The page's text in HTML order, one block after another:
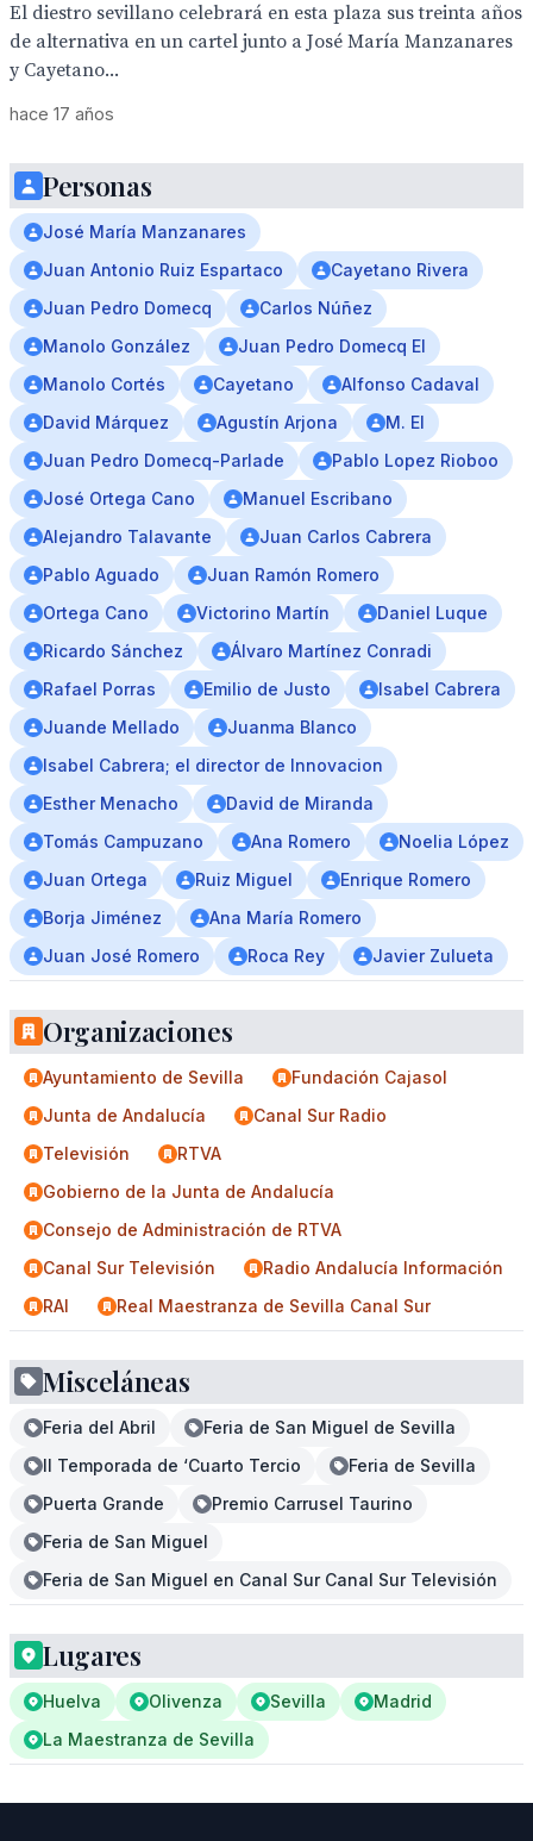
El diestro sevillano celebrará en esta plaza sus treinta años
de alternativa en un cartel junto a José María Manzanares
y Cayetano...
hace 17 años
Personas
José María Manzanares
Juan Antonio Ruiz Espartaco
Cayetano Rivera
Juan Pedro Domecq
Carlos Núñez
Manolo González
Juan Pedro Domecq El
Manolo Cortés
Cayetano
Alfonso Cadaval
David Márquez
Agustín Arjona
M. El
Juan Pedro Domecq-Parlade
Pablo Lopez Rioboo
José Ortega Cano
Manuel Escribano
Alejandro Talavante
Juan Carlos Cabrera
Pablo Aguado
Juan Ramón Romero
Ortega Cano
Victorino Martín
Daniel Luque
Ricardo Sánchez
Álvaro Martínez Conradi
Rafael Porras
Emilio de Justo
Isabel Cabrera
Juande Mellado
Juanma Blanco
Isabel Cabrera; el director de Innovacion
Esther Menacho
David de Miranda
Tomás Campuzano
Ana Romero
Noelia López
Juan Ortega
Ruiz Miguel
Enrique Romero
Borja Jiménez
Ana María Romero
Juan José Romero
Roca Rey Javier Zulueta
Organizaciones
Ayuntamiento de Sevilla
Fundación Cajasol
Junta de Andalucía
Canal Sur Radio
Televisión
RTVA
Gobierno de la Junta de Andalucía
Consejo de Administración de RTVA
Canal Sur Televisión
Radio Andalucía Información
RAI
Real Maestranza de Sevilla Canal Sur
Misceláneas
Feria del Abril
Feria de San Miguel de Sevilla
II Temporada de ‘Cuarto Tercio
Feria de Sevilla
Puerta Grande
Premio Carrusel Taurino
Feria de San Miguel
Feria de San Miguel en Canal Sur Canal Sur Televisión
Lugares
Huelva Olivenza Sevilla
Madrid
La Maestranza de Sevilla